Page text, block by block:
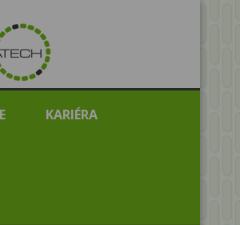
KARIÉRA